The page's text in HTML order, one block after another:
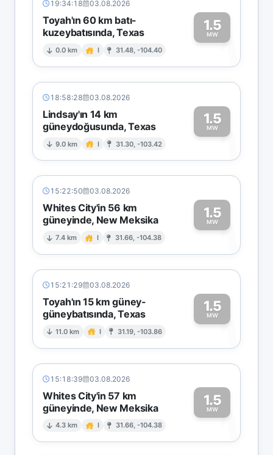
19:34:18 03.08.2026
Toyah'ın 60 km batı-
kuzeybatısında, Texas
0.0 km I 31.48, -104.40
1.5
MW1
18:58:28 03.08.2026
Lindsay'ın 14 km
güneydoğusunda, Texas
9.0 km I 31.30, -103.42
1.5
MW1
15:22:50 03.08.2026
Whites City'in 56 km
güneyinde, New Meksika
7.4 km I 31.66, -104.38
1.5
MW1
15:21:29 03.08.2026
Toyah'ın 15 km güney-
güneybatısında, Texas
11.0 km I 31.19, -103.86
1.5
MW1
15:18:39 03.08.2026
Whites City'in 57 km
güneyinde, New Meksika
4.3 km I 31.66, -104.38
1.5
MW1